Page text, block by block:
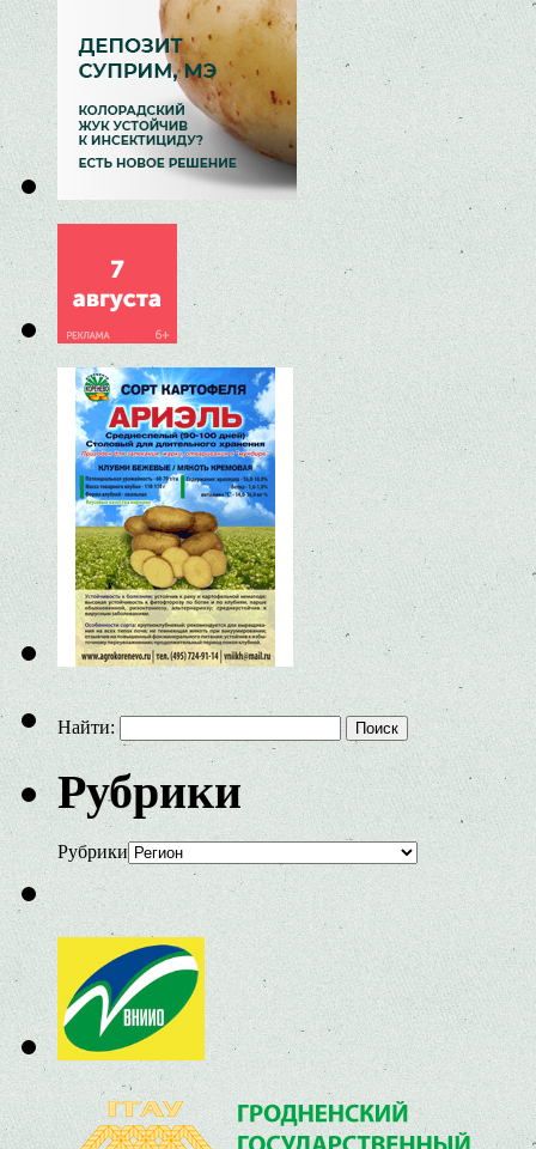
Найти:
Рубрики
Рубрики